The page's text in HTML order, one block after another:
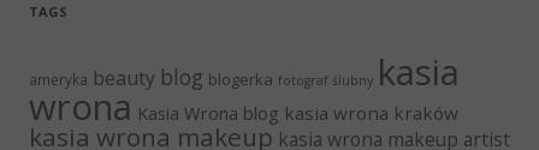
TAGS
ameryka beauty blog blogerka fotograf ślubny kasia
wrona Kasia Wrona blog kasia wrona kraków
kasia wrona makeup kasia wrona makeup artist